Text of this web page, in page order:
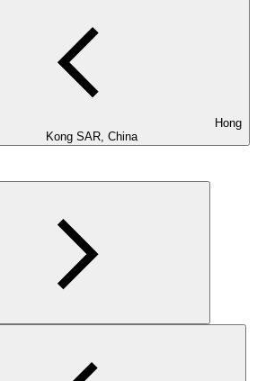
Kong SAR, China